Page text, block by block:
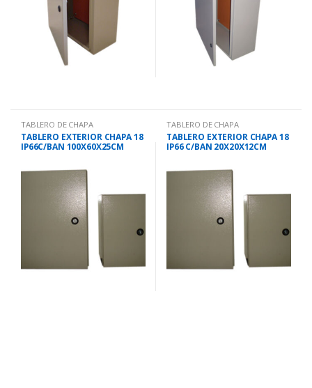
TABLERO DE CHAPA
TABLERO EXTERIOR CHAPA 18
IP66C/BAN 100X60X25CM
TABLERO DE CHAPA
TABLERO EXTERIOR CHAPA 18
IP66 C/BAN 20X20X12CM